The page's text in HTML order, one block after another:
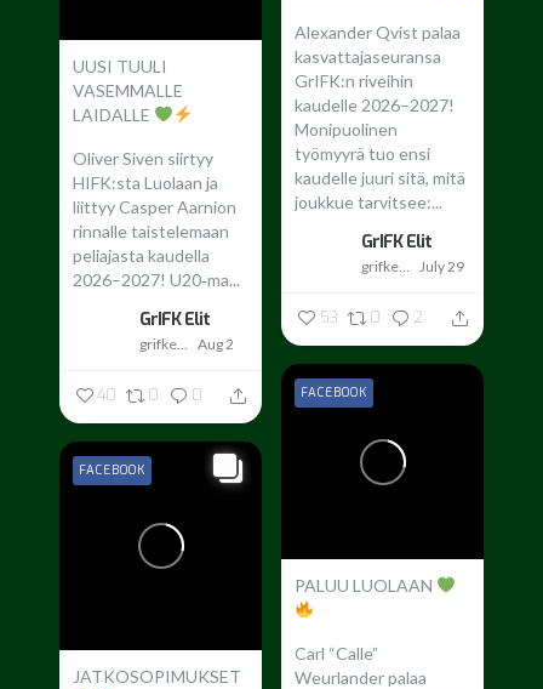
UUSI TUULI
VASEMMALLE
LAIDALLE
Oliver Siven siirtyy
HIFK:sta Luolaan ja
liittyy Casper Aarnion
rinnalle taistelemaan
peliajasta kaudella
2026–2027! U20‑ma...
GrIFK Elit
grifkelit Aug 2
40 0 0
Alexander Qvist palaa
kasvattajaseuransa
GrIFK:n riveihin
kaudelle 2026–2027!
Monipuolinen
työmyyrä tuo ensi
kaudelle juuri sitä, mitä
joukkue tarvitsee:...
GrIFK Elit
grifkelit July 29
53 0 2
PALUU LUOLAAN
Carl “Calle”
Weurlander palaa
FACEBOOK
JATKOSOPIMUKSET
FACEBOOK